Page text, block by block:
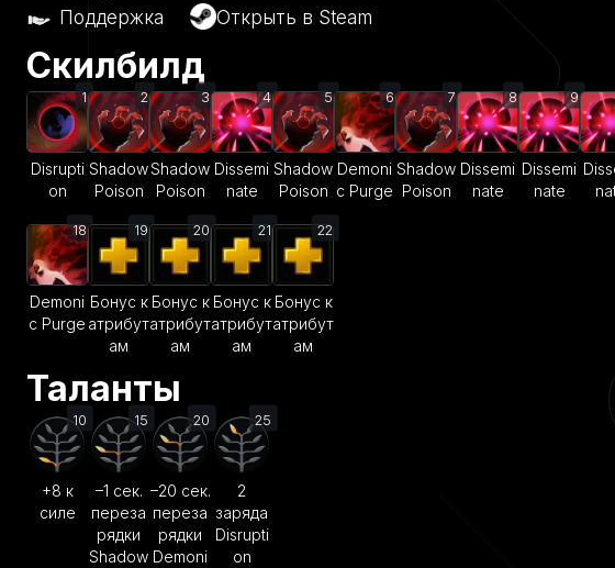
Поддержка Открыть в Steam
Скилбилд
1
Disrupti
on
2
Shadow
Poison
3
Shadow
Poison
4
Dissemi
nate
5
Shadow
Poison
6
Demoni
c Purge
7
Shadow
Poison
8
Dissemi
nate
9
Dissemi
nate
18
Demoni
c Purge
19
Бонус к
атрибут
ам
20
Бонус к
атрибут
ам
21
Бонус к
атрибут
ам
22
Бонус к
атрибут
ам
Таланты
10
+8 к
силе
15
–1 сек.
переза
рядки
Shadow
20
–20 сек.
переза
рядки
Demoni
25
2
заряда
Disrupti
on